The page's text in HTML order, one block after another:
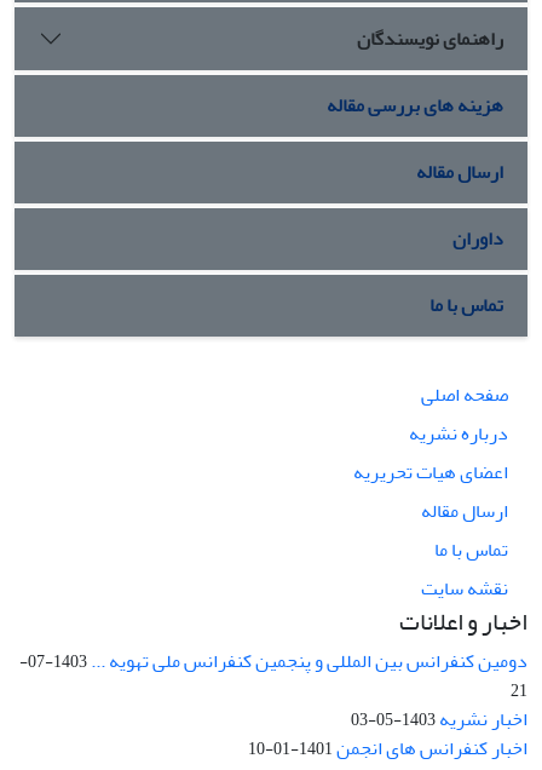
راهنمای نویسندگان
هزینه های بررسی مقاله
ارسال مقاله
داوران
تماس با ما
صفحه اصلی
درباره نشریه
اعضای هیات تحریریه
ارسال مقاله
تماس با ما
نقشه سایت
اخبار و اعلانات
دومین کنفرانس بین المللی و پنجمین کنفرانس ملی تهویه ...
1403-07-
21
اخبار نشریه1403-05-03
اخبار کنفرانس های انجمن1401-01-10